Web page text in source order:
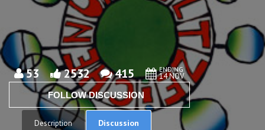
53 2532 415 ENDING
14 NOV
FOLLOW DISCUSSION
Description Discussion